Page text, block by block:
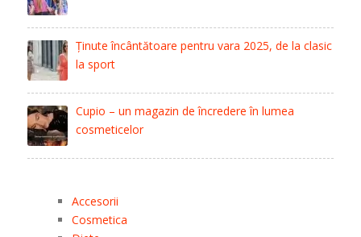
Ținute încântătoare pentru vara 2025, de la clasic
la sport
Cupio – un magazin de încredere în lumea
cosmeticelor
Accesorii
Cosmetica